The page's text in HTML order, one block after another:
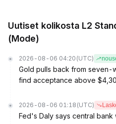
Uutiset kolikosta L2
(Mode)
2026-08-06 04:20 (UTC)
Gold pulls back from seven-
find acceptance above
2026-08-06 01:18 (UTC)
Fed's Daly says central